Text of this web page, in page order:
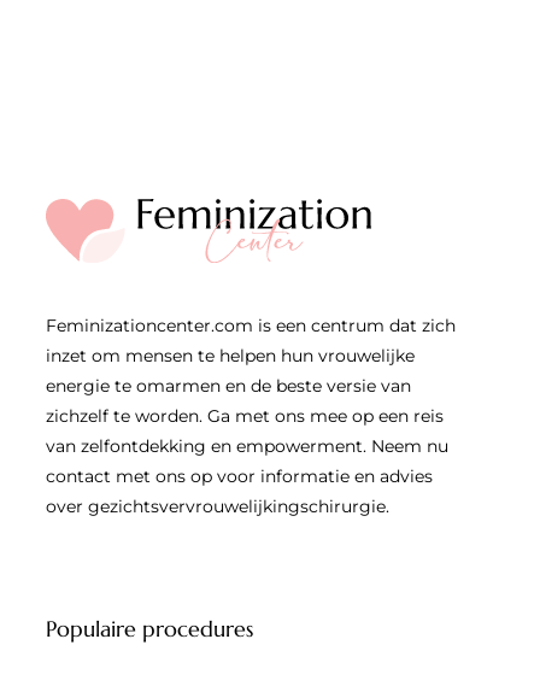
Feminizationcenter.com is een centrum dat zich
inzet om mensen te helpen hun vrouwelijke
energie te omarmen en de beste versie van
zichzelf te worden. Ga met ons mee op een reis
van zelfontdekking en empowerment. Neem nu
contact met ons op voor informatie en advies
over gezichtsvervrouwelijkingschirurgie.
Populaire procedures